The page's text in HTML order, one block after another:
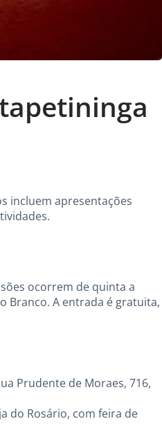
incluem apresentações
ocorrem de quinta a
Branco. A entrada é gratuita,
Prudente de Moraes, 716,
do Rosário, com feira de